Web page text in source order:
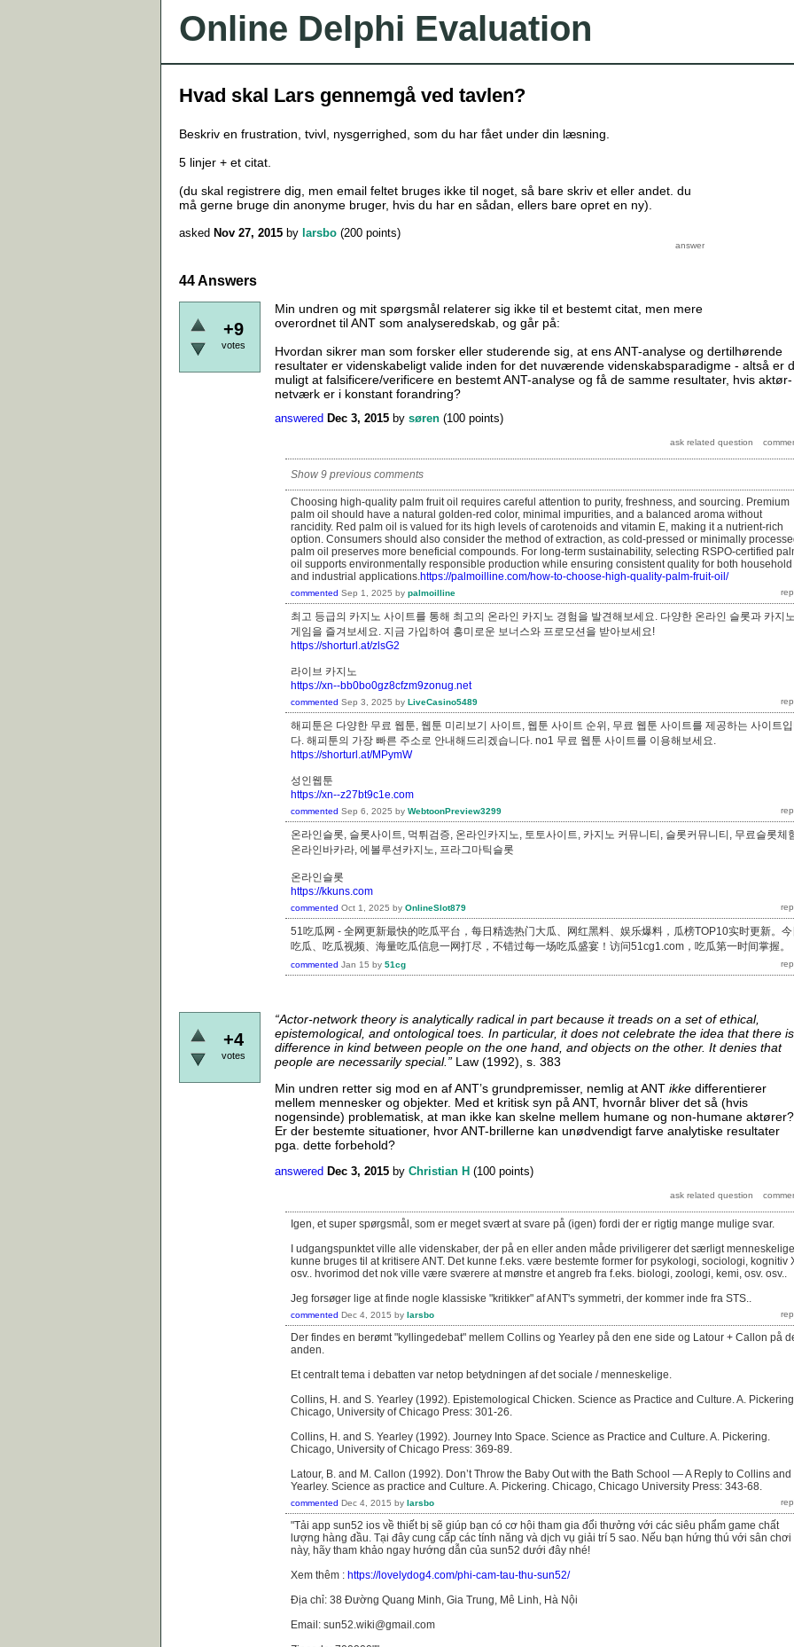
Online Delphi Evaluation
Hvad skal Lars gennemgå ved tavlen?
Beskriv en frustration, tvivl, nysgerrighed, som du har fået under din læsning.
5 linjer + et citat.
(du skal registrere dig, men email feltet bruges ikke til noget, så bare skriv et eller andet. du
må gerne bruge din anonyme bruger, hvis du har en sådan, ellers bare opret en ny).
asked Nov 27, 2015 by larsbo (200 points)
44 Answers
+9
votes
Min undren og mit spørgsmål relaterer sig ikke til et bestemt citat, men mere
overordnet til ANT som analyseredskab, og går på:
Hvordan sikrer man som forsker eller studerende sig, at ens ANT-analyse og dertilhørende
resultater er videnskabeligt valide inden for det nuværende videnskabsparadigme - altså er
muligt at falsificere/verificere en bestemt ANT-analyse og få de samme resultater, hvis aktør-
netværk er i konstant forandring?
answered Dec 3, 2015 by søren (100 points)
Show 9 previous comments
Choosing high-quality palm fruit oil requires careful attention to purity, freshness, and sourcing. Premium
palm oil should have a natural golden-red color, minimal impurities, and a balanced aroma without
rancidity. Red palm oil is valued for its high levels of carotenoids and vitamin E, making it a nutrient-rich
option. Consumers should also consider the method of extraction, as cold-pressed or minimally
palm oil preserves more beneficial compounds. For long-term sustainability, selecting RSPO-certified
oil supports environmentally responsible production while ensuring consistent quality for both household
and industrial applications. https://palmoilline.com/how-to-choose-high-quality-palm-fruit-oil/
commented Sep 1, 2025 by palmoilline
최고 등급의 카지노 사이트를 통해 최고의 온라인 카지노 경험을 발견해보세요. 다양한 온라인 슬롯과 카지노
게임을 즐겨보세요. 지금 가입하여 흥미로운 보너스와 프로모션을 받아보세요!
https://shorturl.at/zlsG2
라이브 카지노
https://xn--bb0bo0gz8cfzm9zonug.net
commented Sep 3, 2025 by LiveCasino5489
해피툰은 다양한 무료 웹툰, 웹툰 미리보기 사이트, 웹툰 사이트 순위, 무료 웹툰 사이트를 제공하는 사이트
다. 해피툰의 가장 빠른 주소로 안내해드리겠습니다. no1 무료 웹툰 사이트를 이용해보세요.
https://shorturl.at/MPymW
성인웹툰
https://xn--z27bt9c1e.com
commented Sep 6, 2025 by WebtoonPreview3299
온라인슬롯, 슬롯사이트, 먹튀검증, 온라인카지노, 토토사이트, 카지노 커뮤니티, 슬롯커뮤니티, 무료슬롯체
온라인바카라, 에볼루션카지노, 프라그마틱슬롯
온라인슬롯
https://kkuns.com
commented Oct 1, 2025 by OnlineSlot879
51吃瓜网 - 全网更新最快的吃瓜平台，每日精选热门大瓜、网红黑料、娱乐爆料，瓜榜TOP10实时更新。今
吃瓜、吃瓜视频、海量吃瓜信息一网打尽，不错过每一场吃瓜盛宴！访问51cg1.com，吃瓜第一时间掌握。
commented Jan 15 by 51cg
+4
votes
“Actor-network theory is analytically radical in part because it treads on a set of ethical,
epistemological, and ontological toes. In particular, it does not celebrate the idea that there
difference in kind between people on the one hand, and objects on the other. It denies that
people are necessarily special.” Law (1992), s. 383
Min undren retter sig mod en af ANT’s grundpremisser, nemlig at ANT ikke differentierer
mellem mennesker og objekter. Med et kritisk syn på ANT, hvornår bliver det så (hvis
nogensinde) problematisk, at man ikke kan skelne mellem humane og non-humane aktører?
Er der bestemte situationer, hvor ANT-brillerne kan unødvendigt farve analytiske resultater
pga. dette forbehold?
answered Dec 3, 2015 by Christian H (100 points)
Igen, et super spørgsmål, som er meget svært at svare på (igen) fordi der er rigtig mange mulige svar.
I udgangspunktet ville alle videnskaber, der på en eller anden måde priviligerer det særligt menneskelige
kunne bruges til at kritisere ANT. Det kunne f.eks. være bestemte former for psykologi, sociologi, kognitiv
osv.. hvorimod det nok ville være sværere at mønstre et angreb fra f.eks. biologi, zoologi, kemi, osv. osv..
Jeg forsøger lige at finde nogle klassiske "kritikker" af ANT's symmetri, der kommer inde fra STS..
commented Dec 4, 2015 by larsbo
Der findes en berømt "kyllingedebat" mellem Collins og Yearley på den ene side og Latour + Callon på
anden.
Et centralt tema i debatten var netop betydningen af det sociale / menneskelige.
Collins, H. and S. Yearley (1992). Epistemological Chicken. Science as Practice and Culture. A. Pickering.
Chicago, University of Chicago Press: 301-26.
Collins, H. and S. Yearley (1992). Journey Into Space. Science as Practice and Culture. A. Pickering.
Chicago, University of Chicago Press: 369-89.
Latour, B. and M. Callon (1992). Don’t Throw the Baby Out with the Bath School — A Reply to Collins and
Yearley. Science as practice and Culture. A. Pickering. Chicago, Chicago University Press: 343-68.
commented Dec 4, 2015 by larsbo
"Tải app sun52 ios về thiết bị sẽ giúp bạn có cơ hội tham gia đổi thưởng với các siêu phẩm game chất
lượng hàng đầu. Tại đây cung cấp các tính năng và dịch vụ giải trí 5 sao. Nếu bạn hứng thú với sân chơi
này, hãy tham khảo ngay hướng dẫn của sun52 dưới đây nhé!
Xem thêm : https://lovelydog4.com/phi-cam-tau-thu-sun52/
Địa chỉ: 38 Đường Quang Minh, Gia Trung, Mê Linh, Hà Nội
Email: sun52.wiki@gmail.com